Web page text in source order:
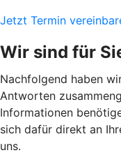
Jetzt Termin
Wir sind für
Nachfolgend haben
Antworten
Informationen
sich dafür direkt an
uns.